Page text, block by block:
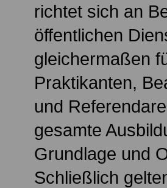
richtet sich an
öffentlichen
gleichermaßen
Praktikanten,
und
gesamte
Grundlage und
Schließlich